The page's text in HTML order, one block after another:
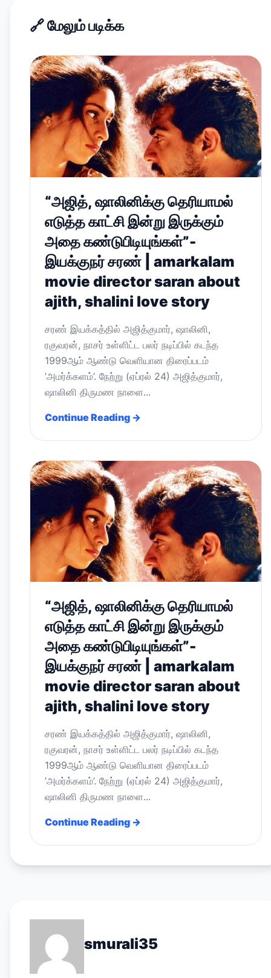
🔗மேலும் படிக்க
“அஜித், ஷாலினிக்கு தெரியாமல்
எடுத்த காட்சி இன்று இருக்கும்
அதை கண்டுபிடியுங்கள்”-
இயக்குநர் சரண் | amarkalam
movie director saran about
ajith, shalini love story
சரண் இயக்கத்தில் அஜித்குமார், ஷாலினி,
ரகுவரன், நாசர் உள்ளிட்ட பலர் நடிப்பில் கடந்த
1999ஆம் ஆண்டு வெளியான திரைப்படம்
’அமர்க்களம்’. நேற்று (ஏப்ரல் 24) அஜித்குமார்,
ஷாலினி திருமண நாளை...
Continue Reading →
“அஜித், ஷாலினிக்கு தெரியாமல்
எடுத்த காட்சி இன்று இருக்கும்
அதை கண்டுபிடியுங்கள்”-
இயக்குநர் சரண் | amarkalam
movie director saran about
ajith, shalini love story
சரண் இயக்கத்தில் அஜித்குமார், ஷாலினி,
ரகுவரன், நாசர் உள்ளிட்ட பலர் நடிப்பில் கடந்த
1999ஆம் ஆண்டு வெளியான திரைப்படம்
’அமர்க்களம்’. நேற்று (ஏப்ரல் 24) அஜித்குமார்,
ஷாலினி திருமண நாளை...
Continue Reading →
smurali35